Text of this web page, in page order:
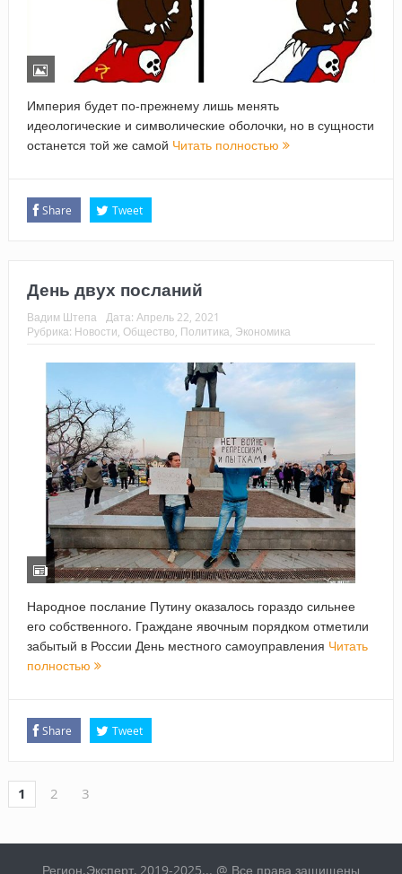
Империя будет по-прежнему лишь менять
идеологические и символические оболочки, но в сущности
останется той же самой Читать полностью
Share Tweet
День двух посланий
Вадим Штепа Дата: Апрель 22, 2021
Рубрика: Новости, Общество, Политика, Экономика
Народное послание Путину оказалось гораздо сильнее
его собственного. Граждане явочным порядком отметили
забытый в России День местного самоуправления Читать
полностью
Share Tweet
1 2 3
Регион.Эксперт, 2019-2025... @ Все права защищены